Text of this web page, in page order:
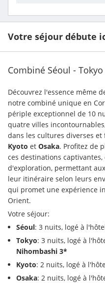
Votre séjour débute
Combiné Séoul -
Découvrez l'essence même
notre combiné unique en
périple exceptionnel de 10
quatre villes
dans les cultures diverses et
Kyoto et Osaka. Profitez de
ces destinations
d'exploration, permettant
leur itinéraire selon leurs
qui promet une expérience
Orient.
Votre séjour:
Séoul: 3 nuits, logé à
Tokyo: 3 nuits, logé à
Nihombashi 3*
Kyoto: 2 nuits, logé à
Osaka: 2 nuits, logé à